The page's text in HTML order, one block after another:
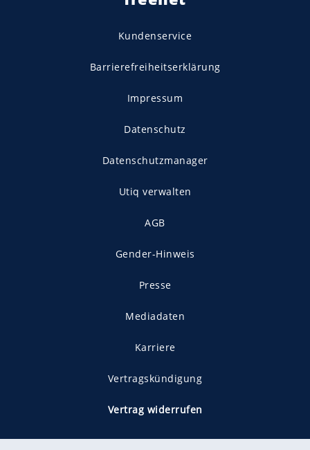
Kundenservice
Barrierefreiheitserklärung
Impressum
Datenschutz
Datenschutzmanager
Utiq verwalten
AGB
Gender-Hinweis
Presse
Mediadaten
Karriere
Vertragskündigung
Vertrag widerrufen